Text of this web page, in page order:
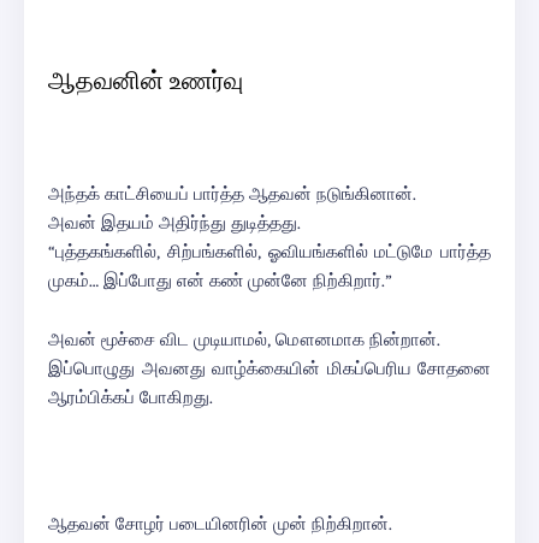
ஆதவனின் உணர்வு
அந்தக் காட்சியைப் பார்த்த ஆதவன் நடுங்கினான்.
அவன் இதயம் அதிர்ந்து துடித்தது.
“புத்தகங்களில், சிற்பங்களில், ஓவியங்களில் மட்டுமே பார்த்த
முகம்… இப்போது என் கண் முன்னே நிற்கிறார்.”
அவன் மூச்சை விட முடியாமல், மௌனமாக நின்றான்.
இப்பொழுது அவனது வாழ்க்கையின் மிகப்பெரிய சோதனை
ஆரம்பிக்கப் போகிறது.
ஆதவன் சோழர் படையினரின் முன் நிற்கிறான்.